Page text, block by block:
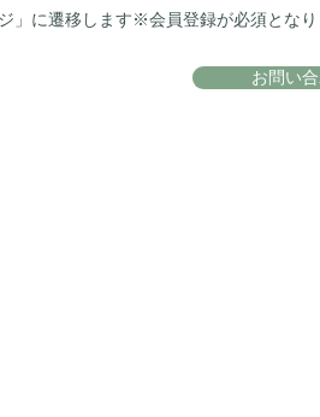
」に遷移します※会員登録が必須となり
お問い